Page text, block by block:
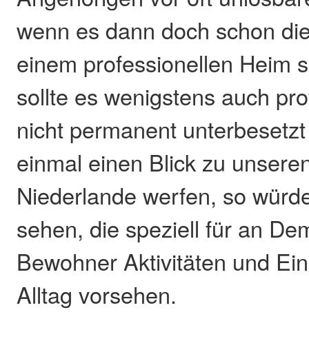
wenn es dann doch schon
einem professionellen Heim
sollte es wenigstens auch
nicht permanent
einmal einen Blick zu
Niederlande werfen, so
sehen, die speziell für an
Bewohner Aktivitäten und
Alltag vorsehen.